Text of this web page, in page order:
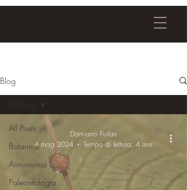
Blog
All Posts
Botanica
Astronomia
Paleontologia
Damiano Furlan
4 mag 2024
Tempo di lettura: 4 min